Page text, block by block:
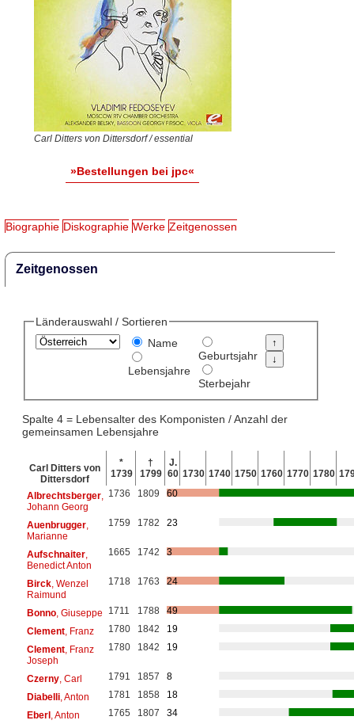
Carl Ditters von Dittersdorf / essential
»Bestellungen bei jpc«
Biographie Diskographie Werke Zeitgenossen
Zeitgenossen
Länderauswahl / Sortieren
Name
Lebensjahre
Geburtsjahr
Sterbejahr
Spalte 4 = Lebensalter des Komponisten / Anzahl der
gemeinsamen Lebensjahre
Carl Ditters von
Dittersdorf
*
1739
†
1799
J.
60 1730 1740 1750 1760 1770 1780
Albrechtsberger,
Johann Georg
1736 1809 60
Auenbrugger,
Marianne
1759 1782 23
Aufschnaiter,
Benedict Anton
1665 1742 3
Birck, Wenzel
Raimund
1718 1763 24
Bonno, Giuseppe 1711 1788
49
Clement, Franz 1780 1842
19
Clement, Franz
Joseph
1780 1842 19
Czerny, Carl 1791 1857
8
Diabelli, Anton 1781 1858
18
Eberl, Anton 1765 1807
34